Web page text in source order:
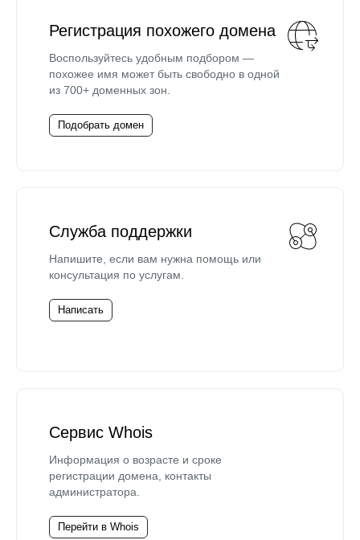
Регистрация похожего домена
Воспользуйтесь удобным подбором —
похожее имя может быть свободно в одной
из 700+ доменных зон.
Подобрать домен
Служба поддержки
Напишите, если вам нужна помощь или
консультация по услугам.
Написать
Сервис Whois
Информация о возрасте и сроке
регистрации домена, контакты
администратора.
Перейти в Whois